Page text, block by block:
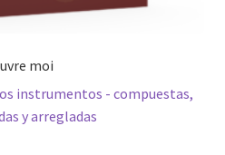
moi
instrumentos - compuestas,
y arregladas